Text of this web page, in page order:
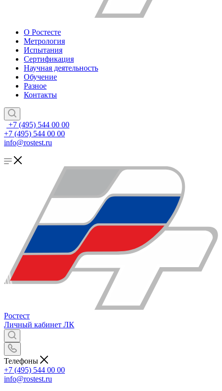
О Ростесте
Метрология
Испытания
Сертификация
Научная деятельность
Обучение
Разное
Контакты
+7 (495) 544 00 00
+7 (495) 544 00 00
info@rostest.ru
Ростест
Личный кабинет ЛК
Телефоны
+7 (495) 544 00 00
info@rostest.ru